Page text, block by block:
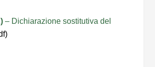
– Dichiarazione sostitutiva del